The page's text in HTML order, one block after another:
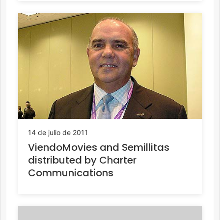
14 de julio de 2011
ViendoMovies and Semillitas
distributed by Charter
Communications